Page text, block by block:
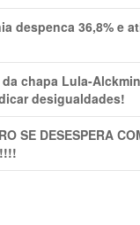
despenca 36,8% e
da chapa Lula-
desigualdades!
SE DESESPERA